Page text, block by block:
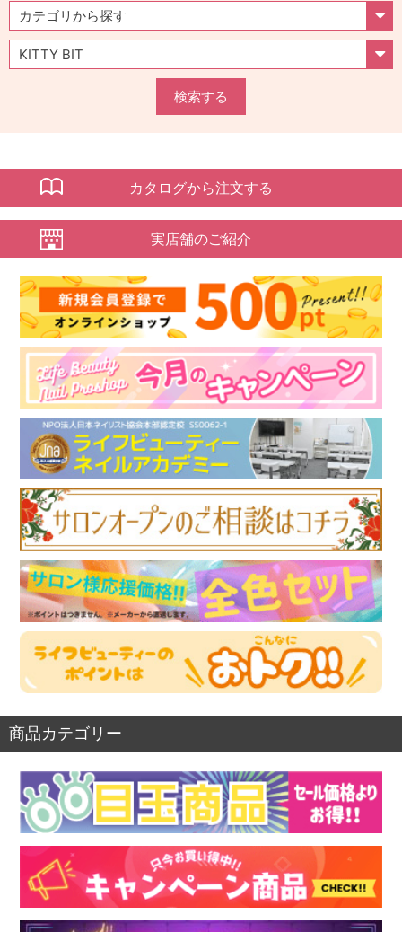
検索する
カタログから注文する
実店舗のご紹介
商品カテゴリー